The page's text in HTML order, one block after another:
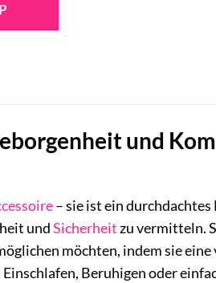
€.
und
– sie ist ein
undSicherheitzu vermitteln.
möchten, indem sie
Beruhigen oder